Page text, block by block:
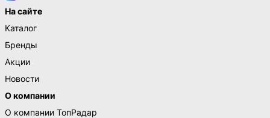
На сайте
Каталог
Бренды
Акции
Новости
О компании
О компании ТопРадар